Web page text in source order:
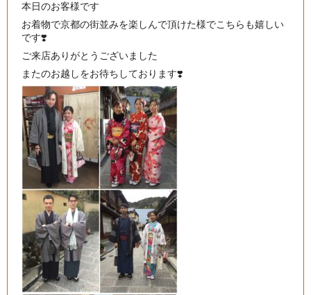
本日のお客様です
お着物で京都の街並みを楽しんで頂けた様でこちらも嬉しい
です❣️
ご来店ありがとうございました
またのお越しをお待ちしております❣️